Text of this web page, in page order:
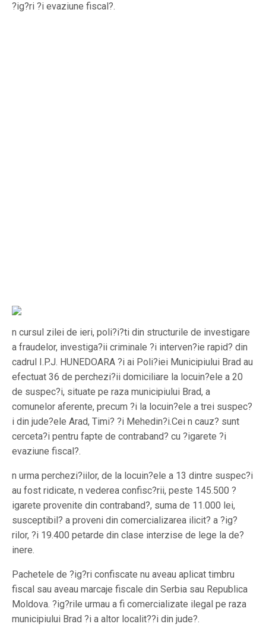
?ig?ri ?i evaziune fiscal?.
n cursul zilei de ieri, poli?i?ti din structurile de investigare
a fraudelor, investiga?ii criminale ?i interven?ie rapid? din
cadrul I.P.J. HUNEDOARA ?i ai Poli?iei Municipiului Brad au
efectuat 36 de perchezi?ii domiciliare la locuin?ele a 20
de suspec?i, situate pe raza municipiului Brad, a
comunelor aferente, precum ?i la locuin?ele a trei suspec?
i din jude?ele Arad, Timi? ?i Mehedin?i.Cei n cauz? sunt
cerceta?i pentru fapte de contraband? cu ?igarete ?i
evaziune fiscal?.
n urma perchezi?iilor, de la locuin?ele a 13 dintre suspec?i
au fost ridicate, n vederea confisc?rii, peste 145.500 ?
igarete provenite din contraband?, suma de 11.000 lei,
susceptibil? a proveni din comercializarea ilicit? a ?ig?
rilor, ?i 19.400 petarde din clase interzise de lege la de?
inere.
Pachetele de ?ig?ri confiscate nu aveau aplicat timbru
fiscal sau aveau marcaje fiscale din Serbia sau Republica
Moldova. ?ig?rile urmau a fi comercializate ilegal pe raza
municipiului Brad ?i a altor localit??i din jude?.